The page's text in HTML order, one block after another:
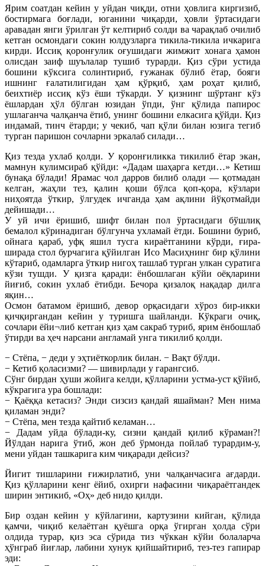
Ярим соатдан кейин у уйдан чиқди, отни ҳовлига киргизиб,
бостирмага боғлади, юганини чиқарди, ҳовли ўртасидаги
аравадан янги ўрилган ўт келтириб солди ва чарақлаб очилиб
кетган осмондаги сокин юлдузларга тикила-тикила ичкарига
кирди. Иссиқ қоронғулик оғушидаги жимжит хонага ҳамон
олисдан заиф шуълалар тушиб турарди. Қиз сўри устида
бошини кўксига солинтириб, ғужанак бўлиб ётар, бояги
ишнинг ғалатилигидан ҳам қўрқиб, ҳам роҳат қилиб,
беихтиёр иссиқ кўз ёши тўкарди. У қизнинг шўртанг кўз
ёшлардан ҳўл бўлган юзидан ўпди, ўнг қўлида папирос
ушлаганча чалқанча ётиб, унинг бошини елкасига қўйди. Қиз
индамай, тинч ётарди; у чекиб, чап қўли билан юзига тегиб
турган паришон сочларни эркалаб силади…
Қиз тезда ухлаб қолди. У қоронғиликка тикилиб ётар экан,
мамнун кулимсираб қўйди: «Дадам шаҳарга кетди…» Кетиш
бунақа бўлади! Ярамас чол дарров билиб олади — қотмадан
келган, жаҳли тез, қалин қоши бўлса қоп-қора, кўзлари
ниҳоятда ўткир, ўлгудек ичганда ҳам ақлини йўқотмайди
дейишади…
У уй ичи ёришиб, шифт билан пол ўртасидаги бўшлиқ
бемалол кўринадиган бўлгунча ухламай ётди. Бошини буриб,
ойнага қараб, уфқ яшил тусга кираётганини кўрди, ғира-
ширада стол бурчагига қўйилган Исо Масиҳнинг бир қўлини
кўтариб, одамларга ўткир нигоҳ ташлаб турган улкан суратига
кўзи тушди. У қизга қаради: ёнбошлаган кўйи оёқларини
йиғиб, сокин ухлаб ётибди. Бечора қизалоқ нақадар дилга
яқин…
Осмон батамом ёришиб, девор орқасидаги хўроз бир-икки
қичқиргандан кейин у туришга шайланди. Кўкраги очиқ,
сочлари ёйи¬либ кетган қиз ҳам сакраб туриб, ярим ёнбошлаб
ўтирди ва ҳеч нарсани англамай унга тикилиб қолди.
− Стёпа, − деди у эҳтиёткорлик билан. − Вақт бўлди.
− Кетиб қоласизми? — шивирлади у гарангсиб.
Сўнг бирдан ҳуши жойига келди, қўлларини устма-уст қўйиб,
кўкрагига ура бошлади:
− Қаёққа кетасиз? Энди сизсиз қандай яшайман? Мен нима
қиламан энди?
− Стёпа, мен тезда қайтиб келаман…
− Дадам уйда бўлади-ку, сизни қандай қилиб кўраман?!
Йўлдан нарига ўтиб, жон деб ўрмонда пойлаб турардим-у,
мени уйдан ташкарига ким чиқаради дейсиз?
Йигит тишларини ғижирлатиб, уни чалқанчасига ағдарди.
Қиз қўлларини кенг ёйиб, охирги нафасини чиқараётгандек
ширин энтикиб, «Оҳ» деб нидо қилди.
Бир оздан кейин у кўйлагини, картузини кийган, қўлида
қамчи, чиқиб келаётган қуёшга орқа ўгирган ҳолда сўри
олдида турар, қиз эса сўрида тиз чўккан кўйи болаларча
ҳўнграб йиғлар, лабини хунук қийшайтириб, тез-тез гапирар
эди: